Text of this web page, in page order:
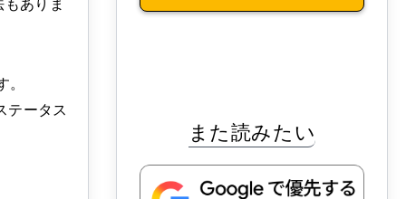
ありま
。
テータス
また読みたい